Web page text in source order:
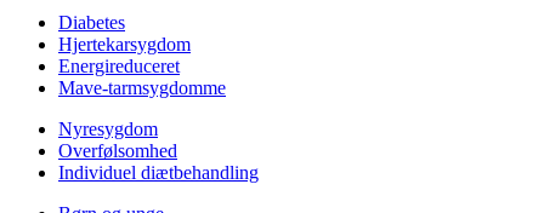
Diabetes
Hjertekarsygdom
Energireduceret
Mave-tarmsygdomme
Nyresygdom
Overfølsomhed
Individuel diætbehandling